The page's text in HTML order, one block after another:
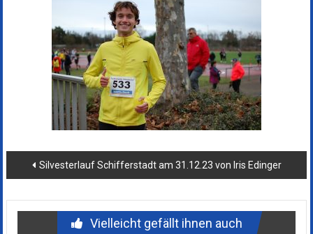
Beitragsnavigation
Silvesterlauf Schifferstadt am 31.12.23 von Iris Edinger
Vielleicht gefällt ihnen auch